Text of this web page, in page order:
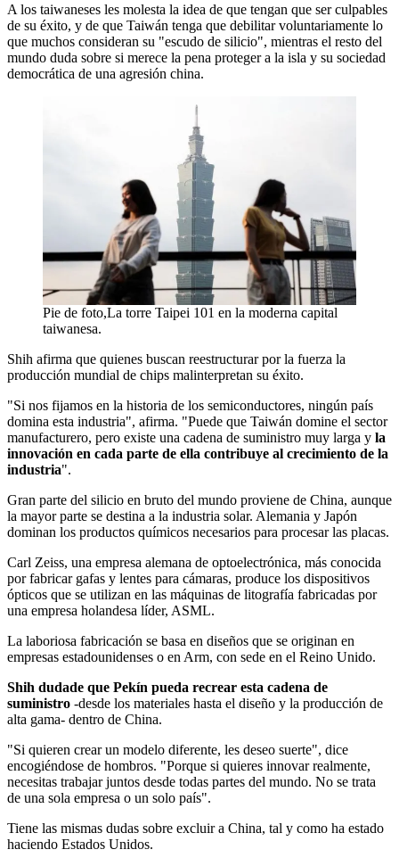
A los taiwaneses les molesta la idea de que tengan que ser culpables
de su éxito, y de que Taiwán tenga que debilitar voluntariamente lo
que muchos consideran su "escudo de silicio", mientras el resto del
mundo duda sobre si merece la pena proteger a la isla y su sociedad
democrática de una agresión china.
Pie de foto,La torre Taipei 101 en la moderna capital
taiwanesa.
Shih afirma que quienes buscan reestructurar por la fuerza la
producción mundial de chips malinterpretan su éxito.
"Si nos fijamos en la historia de los semiconductores, ningún país
domina esta industria", afirma. "Puede que Taiwán domine el sector
manufacturero, pero existe una cadena de suministro muy larga y la
innovación en cada parte de ella contribuye al crecimiento de la
industria".
Gran parte del silicio en bruto del mundo proviene de China, aunque
la mayor parte se destina a la industria solar. Alemania y Japón
dominan los productos químicos necesarios para procesar las placas.
Carl Zeiss, una empresa alemana de optoelectrónica, más conocida
por fabricar gafas y lentes para cámaras, produce los dispositivos
ópticos que se utilizan en las máquinas de litografía fabricadas por
una empresa holandesa líder, ASML.
La laboriosa fabricación se basa en diseños que se originan en
empresas estadounidenses o en Arm, con sede en el Reino Unido.
Shih dudade que Pekín pueda recrear esta cadena de
suministro -desde los materiales hasta el diseño y la producción de
alta gama- dentro de China.
"Si quieren crear un modelo diferente, les deseo suerte", dice
encogiéndose de hombros. "Porque si quieres innovar realmente,
necesitas trabajar juntos desde todas partes del mundo. No se trata
de una sola empresa o un solo país".
Tiene las mismas dudas sobre excluir a China, tal y como ha estado
haciendo Estados Unidos.